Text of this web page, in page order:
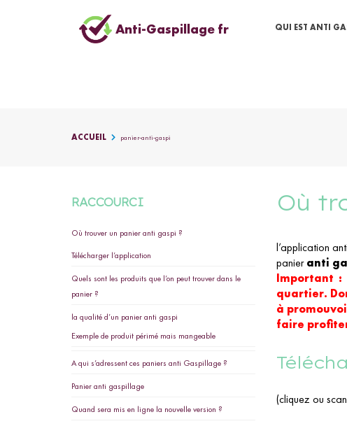
Anti-Gaspillage fr QUI EST ANTI
ACCUEIL panier-anti-gaspi
RACCOURCI
Où trouver un panier anti gaspi ?
Télécharger l’application
Quels sont les produits que l’on peut trouver dans le
panier ?
la qualité d’un panier anti gaspi
Exemple de produit périmé mais mangeable
A qui s’adressent ces paniers anti Gaspillage ?
Panier anti gaspillage
Quand sera mis en ligne la nouvelle version ?
Où
l’application
panieranti
Important :
quartier.
à
faire
(cliquez ou